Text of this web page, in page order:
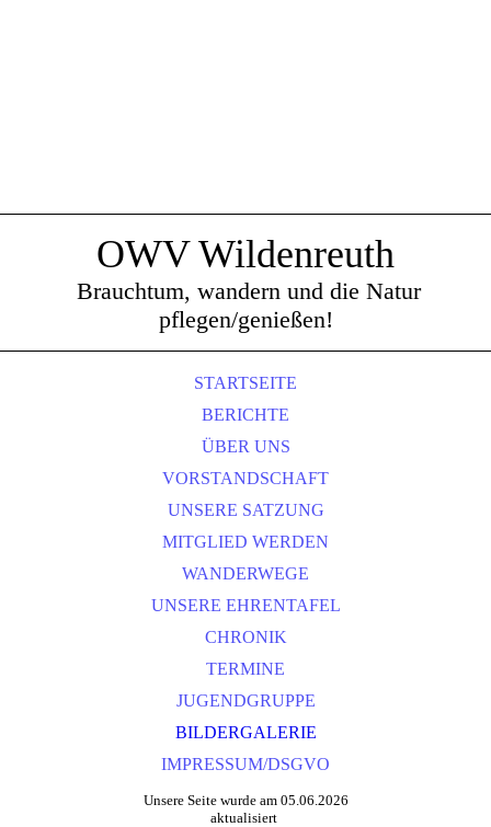
OWV Wildenreuth
Brauchtum, wandern und die Natur
pflegen/genießen!
STARTSEITE
BERICHTE
ÜBER UNS
VORSTANDSCHAFT
UNSERE SATZUNG
MITGLIED WERDEN
WANDERWEGE
UNSERE EHRENTAFEL
CHRONIK
TERMINE
JUGENDGRUPPE
BILDERGALERIE
IMPRESSUM/DSGVO
Unsere Seite wurde am 05.06.2026
aktualisiert